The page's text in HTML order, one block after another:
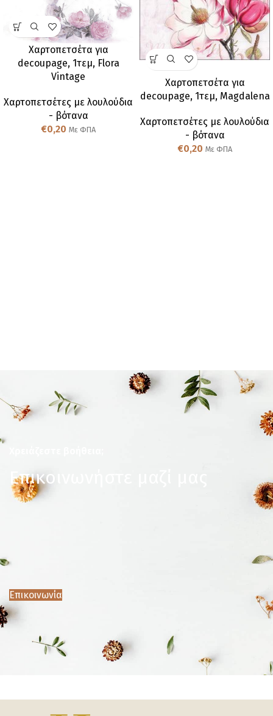
Χαρτοπετσέτα για
decoupage, 1τεμ, Flora
Vintage
Χαρτοπετσέτες με λουλούδια
- βότανα
€0,20 Με ΦΠΑ
Χαρτοπετσέτα για
decoupage, 1τεμ, Magdalena
Χαρτοπετσέτες με λουλούδια
- βότανα
€0,20 Με ΦΠΑ
Επικοινωνήστε μαζί μας
Επικοινωνία